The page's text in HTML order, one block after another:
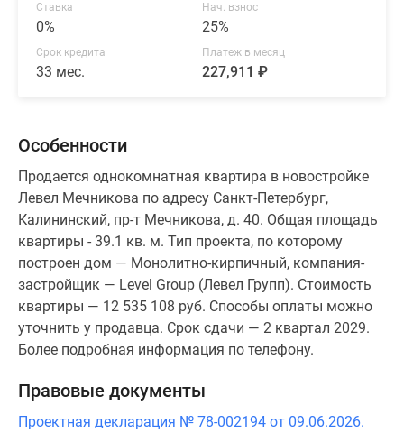
Ставка
0%
Нач. взнос
25%
Срок кредита
33 мес.
Платеж в месяц
227,911 ₽
Особенности
Продается однокомнатная квартира в новостройке
Левел Мечникова по адресу Санкт-Петербург,
Калининский, пр-т Мечникова, д. 40. Общая площадь
квартиры - 39.1 кв. м. Тип проекта, по которому
построен дом — Монолитно-кирпичный, компания-
застройщик — Level Group (Левел Групп). Стоимость
квартиры — 12 535 108 руб. Способы оплаты можно
уточнить у продавца. Срок сдачи — 2 квартал 2029.
Более подробная информация по телефону.
Правовые документы
Проектная декларация № 78-002194 от 09.06.2026.